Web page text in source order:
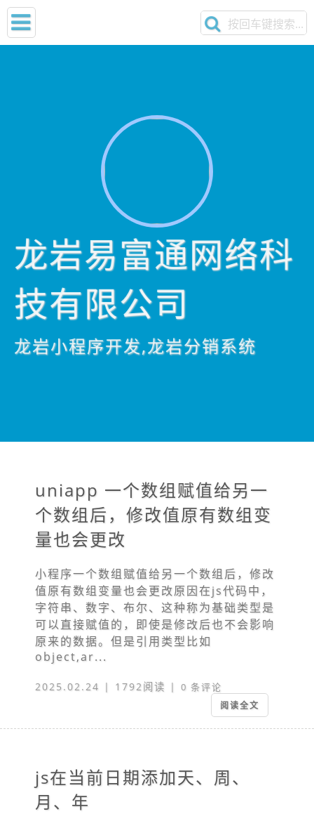
龙岩易富通网络科
技有限公司
龙岩小程序开发,龙岩分销系统
uniapp 一个数组赋值给另一
个数组后，修改值原有数组变
量也会更改
小程序一个数组赋值给另一个数组后，修改
值原有数组变量也会更改原因在js代码中，
字符串、数字、布尔、这种称为基础类型是
可以直接赋值的，即使是修改后也不会影响
原来的数据。但是引用类型比如
object,ar...
2025.02.24 | 1792阅读 | 0 条评论
阅读全文
js在当前日期添加天、周、
月、年